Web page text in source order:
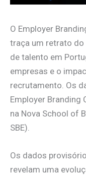
O Employer
traça um retrato do
de talento em
empresas e o
recrutamento. Os
Employer Branding
na Nova School of
SBE).
Os dados
revelam uma